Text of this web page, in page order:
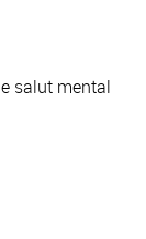
salut mental